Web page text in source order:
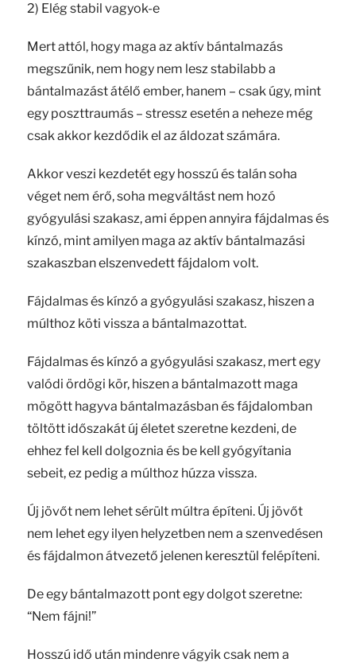
2) Elég stabil vagyok-e
Mert attól, hogy maga az aktív bántalmazás
megszűnik, nem hogy nem lesz stabilabb a
bántalmazást átélő ember, hanem – csak úgy, mint
egy poszttraumás – stressz esetén a neheze még
csak akkor kezdődik el az áldozat számára.
Akkor veszi kezdetét egy hosszú és talán soha
véget nem érő, soha megváltást nem hozó
gyógyulási szakasz, ami éppen annyira fájdalmas és
kínzó, mint amilyen maga az aktív bántalmazási
szakaszban elszenvedett fájdalom volt.
Fájdalmas és kínzó a gyógyulási szakasz, hiszen a
múlthoz köti vissza a bántalmazottat.
Fájdalmas és kínzó a gyógyulási szakasz, mert egy
valódi ördögi kör, hiszen a bántalmazott maga
mögött hagyva bántalmazásban és fájdalomban
töltött időszakát új életet szeretne kezdeni, de
ehhez fel kell dolgoznia és be kell gyógyítania
sebeit, ez pedig a múlthoz húzza vissza.
Új jövőt nem lehet sérült múltra építeni. Új jövőt
nem lehet egy ilyen helyzetben nem a szenvedésen
és fájdalmon átvezető jelenen keresztül felépíteni.
De egy bántalmazott pont egy dolgot szeretne:
“Nem fájni!”
Hosszú idő után mindenre vágyik csak nem a